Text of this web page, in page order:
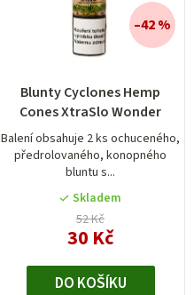
Blunty Cyclones Hemp
Cones XtraSlo Wonder
Balení obsahuje 2 ks ochuceného,
předrolovaného, konopného
bluntu s...
hodnocení
produktu
je
5,0
z
5
hvězdiček.
Skladem
52 Kč
30 Kč
–42 %
DO KOŠÍKU